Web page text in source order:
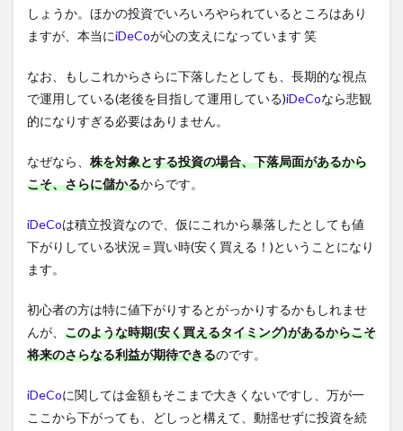
しょうか。ほかの投資でいろいろやられているところはあり
ますが、本当にiDeCoが心の支えになっています 笑
なお、もしこれからさらに下落したとしても、長期的な視点
で運用している(老後を目指して運用している)iDeCoなら悲観
的になりすぎる必要はありません。
なぜなら、 株を対象とする投資の場合、下落局面があるから
こそ、さらに儲かるからです。
iDeCoは積立投資なので、仮にこれから暴落したとしても値
下がりしている状況＝買い時(安く買える！)ということになり
ます。
初心者の方は特に値下がりするとがっかりするかもしれませ
んが、 このような時期(安く買えるタイミング)があるからこそ
将来のさらなる利益が期待できるのです。
iDeCoに関しては金額もそこまで大きくないですし、万が一
ここから下がっても、どしっと構えて、動揺せずに投資を続